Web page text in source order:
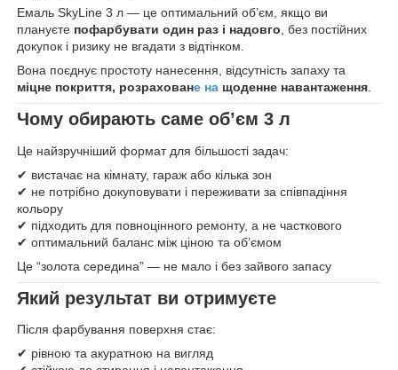
Емаль SkyLine 3 л — це оптимальний об’єм, якщо ви
плануєте пофарбувати один раз і надовго , без постійних
докупок і ризику не вгадати з відтінком.
Вона поєднує простоту нанесення, відсутність запаху та
міцне покриття, розраховане на щоденне навантаження
Чому обирають саме об’єм 3 л
Це найзручніший формат для більшості задач:
✔ вистачає на кімнату, гараж або кілька зон
✔ не потрібно докуповувати і переживати за співпадіння
кольору
✔ підходить для повноцінного ремонту, а не часткового
✔ оптимальний баланс між ціною та об’ємом
Це “золота середина” — не мало і без зайвого запасу
Який результат ви отримуєте
Після фарбування поверхня стає:
✔ рівною та акуратною на вигляд